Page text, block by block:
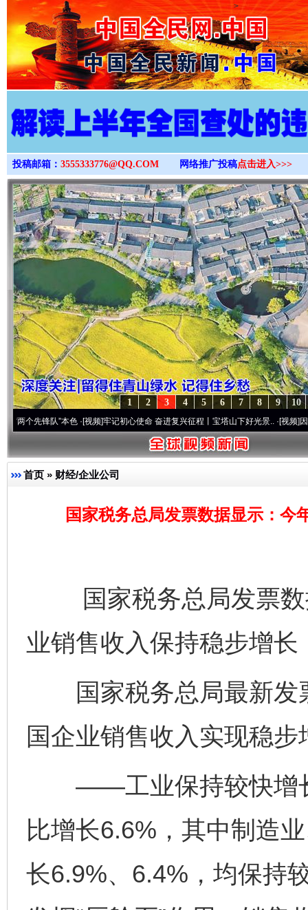
>
投稿邮箱： 3555333776@QQ.COM 网络推广投稿点击进入>>>
10
9
8
7
6
5
4
3
2
1
队”本色·[视频]牢记初心使命 奋进复兴征程丨宝塔山下好光景..·[视频]因党而生 为
首页 » 财经/企业公司
国家税务总局发票数据显示：今
国家税务总局发票数
业销售收入保持稳步增长
国家税务总局最新发
国企业销售收入实现稳
——工业保持较快增长
比增长6.6%，其中制造
长6.9%、6.4%，均保持